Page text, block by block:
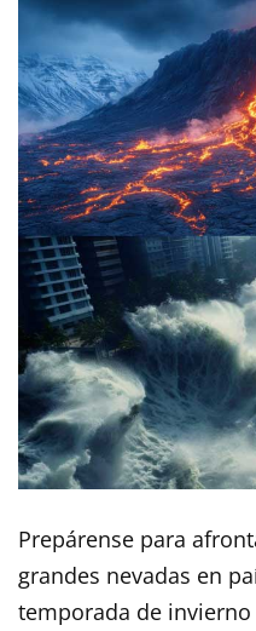
Prepárense para
grandes nevadas en
temporada de